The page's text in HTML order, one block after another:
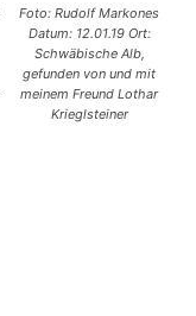
Foto: Rudolf Markones
Datum: 12.01.19 Ort:
Schwäbische Alb,
gefunden von und mit
meinem Freund Lothar
Krieglsteiner